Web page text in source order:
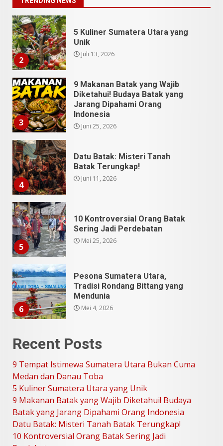
3
Diketahui! Budaya Batak yang
Jarang Dipahami Orang
Indonesia
4
Datu Batak: Misteri Tanah
Batak Terungkap!
Juni 11, 2026
5
10 Kontroversial Orang Batak
Sering Jadi Perdebatan
Mei 25, 2026
6
Pesona Sumatera Utara,
Tradisi Rondang Bittang yang
Mendunia
Mei 4, 2026
7
SUCI Season 11: Finalis Stand
Up Comedy KompasTV
9 Tempat Istimewa Sumatera
Utara Bukan Cuma Medan dan
Juli 31, 2026
2
5 Kuliner Sumatera Utara yang
Unik
Juli 13, 2026
Recent Posts
9 Tempat Istimewa Sumatera Utara Bukan Cuma
Medan dan Danau Toba
5 Kuliner Sumatera Utara yang Unik
9 Makanan Batak yang Wajib Diketahui! Budaya
Batak yang Jarang Dipahami Orang Indonesia
Datu Batak: Misteri Tanah Batak Terungkap!
10 Kontroversial Orang Batak Sering Jadi